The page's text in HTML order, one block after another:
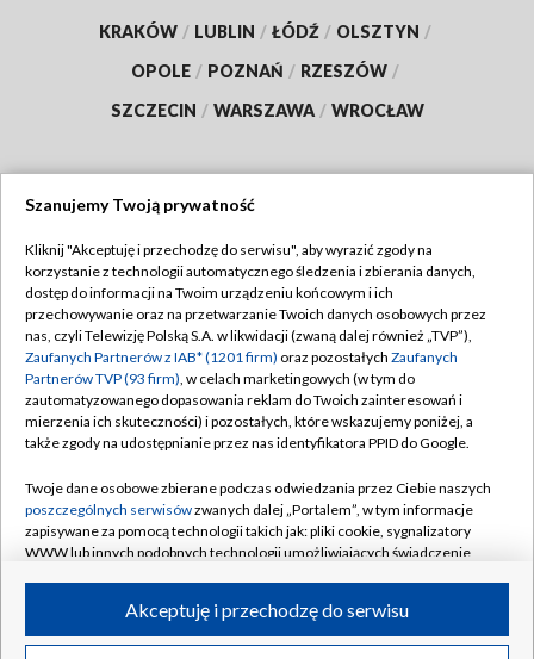
KRAKÓW / LUBLIN / ŁÓDŹ / OLSZTYN /
OPOLE / POZNAŃ / RZESZÓW /
SZCZECIN / WARSZAWA / WROCŁAW
TVP
Abonament TVP
Emisja w TVP
Centrum informacji TVP
Naziemna Telewizja Cyfrowa
Rada Programowa
System NOS
Informacje o nadawcy
Program dla prasy
Regulamin TVP
Polityka prywatności
Moje zgody
Pomoc
Kontakt
Kanały
©2026 Telewizja Polska S.A. w likwidacji
Szanujemy Twoją prywatność
Kliknij "Akceptuję i przechodzę do serwisu", aby wyrazić zgody na
korzystanie z technologii automatycznego śledzenia i zbierania danych,
dostęp do informacji na Twoim urządzeniu końcowym i ich
przechowywanie oraz na przetwarzanie Twoich danych osobowych przez
nas, czyli Telewizję Polską S.A. w likwidacji (zwaną dalej również „TVP”),
Zaufanych Partnerów z IAB* (1201 firm) oraz pozostałych Zaufanych
Partnerów TVP (93 firm), w celach marketingowych (w tym do
zautomatyzowanego dopasowania reklam do Twoich zainteresowań i
mierzenia ich skuteczności) i pozostałych, które wskazujemy poniżej, a
także zgody na udostępnianie przez nas identyfikatora PPID do Google.
Twoje dane osobowe zbierane podczas odwiedzania przez Ciebie naszych
poszczególnych serwisówzwanych dalej „Portalem”, w tym informacje
zapisywane za pomocą technologii takich jak: pliki cookie, sygnalizatory
WWW lub innych podobnych technologii umożliwiających świadczenie
ruchu w Internecie.Akceptuję i przechodzę do serwisu